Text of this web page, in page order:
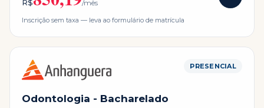
R$ /mês
Inscrição sem taxa — leva ao formulário de matrícula
PRESENCIAL
Odontologia - Bacharelado